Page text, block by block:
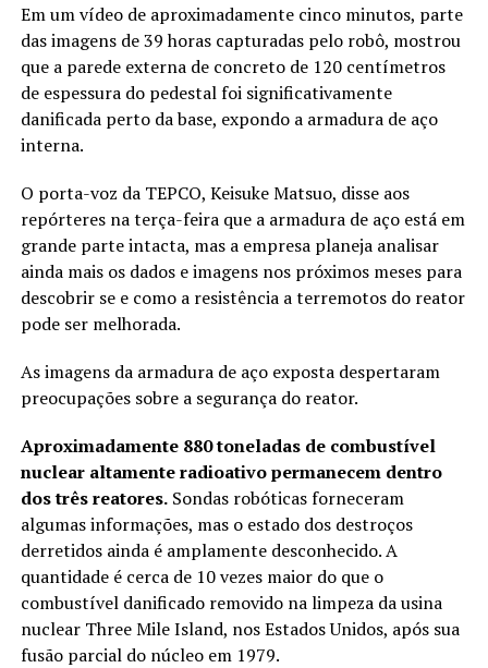
Em um vídeo de aproximadamente cinco minutos, parte
das imagens de 39 horas capturadas pelo robô, mostrou
que a parede externa de concreto de 120 centímetros
de espessura do pedestal foi significativamente
danificada perto da base, expondo a armadura de aço
interna.
O porta-voz da TEPCO, Keisuke Matsuo, disse aos
repórteres na terça-feira que a armadura de aço está em
grande parte intacta, mas a empresa planeja analisar
ainda mais os dados e imagens nos próximos meses para
descobrir se e como a resistência a terremotos do reator
pode ser melhorada.
As imagens da armadura de aço exposta despertaram
preocupações sobre a segurança do reator.
Aproximadamente 880 toneladas de combustível
nuclear altamente radioativo permanecem dentro
dos três reatores.Sondas robóticas forneceram
algumas informações, mas o estado dos destroços
derretidos ainda é amplamente desconhecido. A
quantidade é cerca de 10 vezes maior do que o
combustível danificado removido na limpeza da usina
nuclear Three Mile Island, nos Estados Unidos, após sua
fusão parcial do núcleo em 1979.